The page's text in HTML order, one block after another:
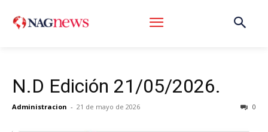
N.D Edición 21/05/2026.
Administracion - 21 de mayo de 2026 0